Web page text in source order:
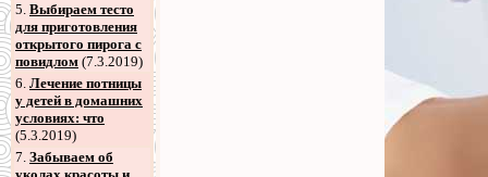
5. Выбираем тесто
для приготовления
открытого пирога с
повидлом (7.3.2019)
6. Лечение потницы
у детей в домашних
условиях: что
(5.3.2019)
7. Забываем об